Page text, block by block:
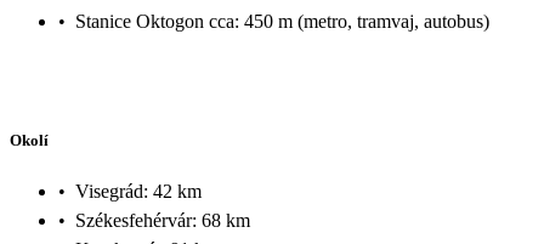
• Stanice Oktogon cca: 450 m (metro, tramvaj, autobus)
Okolí
• Visegrád: 42 km
• Székesfehérvár: 68 km